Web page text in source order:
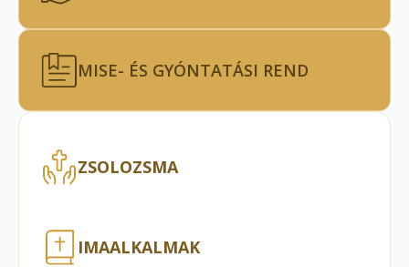
MISE- ÉS GYÓNTATÁSI REND
ZSOLOZSMA
IMAALKALMAK